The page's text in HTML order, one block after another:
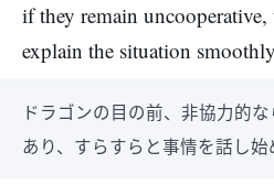
if they remain uncooperative,
explain the situation
ドラゴンの目の前、非協力的
あり、すらすらと事情を話し始